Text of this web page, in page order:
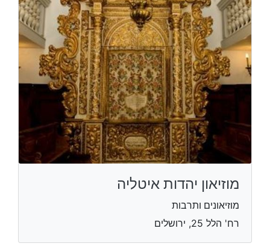
מוזיאון יהדות איטליה
מוזיאונים ותרבות
רח' הלל 25, ירושלים